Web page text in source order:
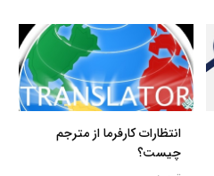
انتظارات کارفرما از مترجم
چیست؟